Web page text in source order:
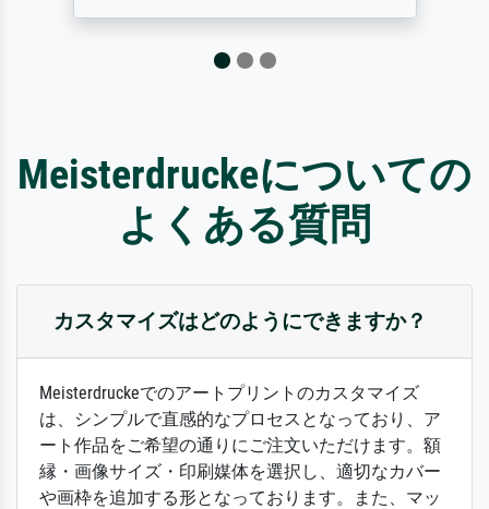
Meisterdruckeについての
よくある質問
カスタマイズはどのようにできますか？
Meisterdruckeでのアートプリントのカスタマイズ
は、シンプルで直感的なプロセスとなっており、ア
ート作品をご希望の通りにご注文いただけます。額
縁・画像サイズ・印刷媒体を選択し、適切なカバー
や画枠を追加する形となっております。また、マッ